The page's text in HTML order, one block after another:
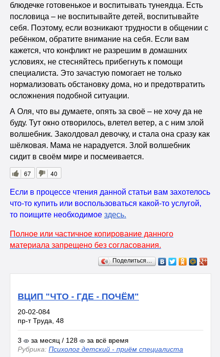
блюдечке готовенькое и воспитывать тунеядца. Есть
пословица – не воспитывайте детей, воспитывайте
себя. Поэтому, если возникают трудности в общении с
ребёнком, обратите внимание на себя. Если вам
кажется, что конфликт не разрешим в домашних
условиях, не стесняйтесь прибегнуть к помощи
специалиста. Это зачастую помогает не только
нормализовать обстановку дома, но и предотвратить
осложнения подобной ситуации.
А Оля, что вы думаете, опять за своё – не хочу да не
буду. Тут окно отворилось, влетел ветер, а с ним злой
волшебник. Заколдовал девочку, и стала она сразу как
шёлковая. Мама не нарадуется. Злой волшебник
сидит в своём мире и посмеивается.
67
40
Если в процессе чтения данной статьи вам захотелось
что-то купить или воспользоваться какой-то услугой,
то поищите необходимое здесь.
Полное или частичное копирование данного
материала запрещено без согласования.
Поделиться…
ВЦИП "ЧТО - ГДЕ - ПОЧЁМ"
20-02-084
пр-т Труда, 48
3 за месяц / 128
за всё время
Рубрика: Психолог детский - приём специалиста